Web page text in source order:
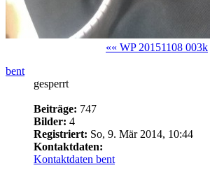
«« WP 20151108 003k
bent
gesperrt
Beiträge: 747
Bilder: 4
Registriert: So, 9. Mär 2014, 10:44
Kontaktdaten:
Kontaktdaten bent